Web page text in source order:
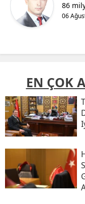
06
86
EN ÇOK